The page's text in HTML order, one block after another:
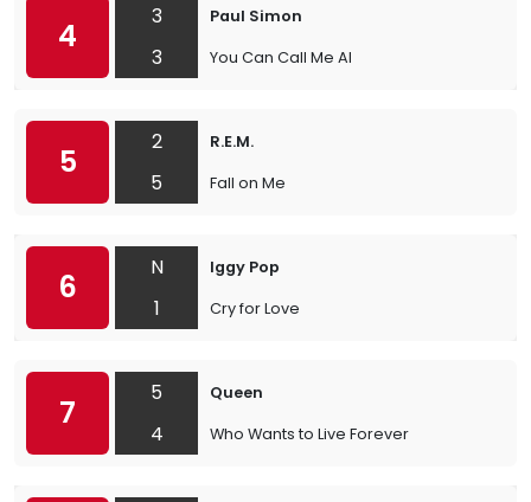
4
3
3
Paul Simon
You Can Call Me Al
5
2
5
R.E.M.
Fall on Me
6
N
1
Iggy Pop
Cry for Love
7
5
4
Queen
Who Wants to Live Forever